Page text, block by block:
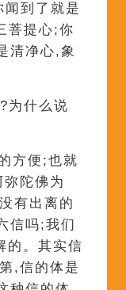
到了就是
菩提心;你
清净心,象
为什么说
方便;也就
陀佛为
有出离的
信吗;我们
的。其实信
,信的体是